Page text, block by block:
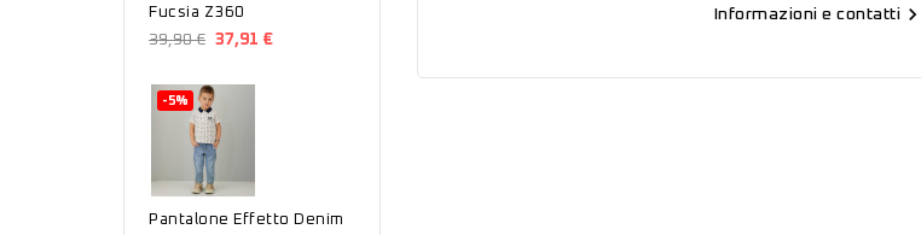
Fucsia Z360
39,90 € 37,91 €
Pantalone Effetto Denim
-5%
Informazioni e contatti 